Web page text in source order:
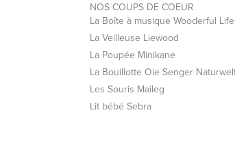
NOS COUPS DE COEUR
La Boîte à musique Wooderful
La Veilleuse Liewood
La Poupée Minikane
La Bouillotte Oie Senger
Les Souris Maileg
Lit bébé Sebra